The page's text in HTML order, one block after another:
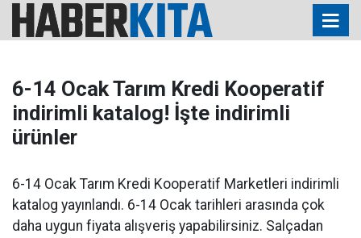
6-14 Ocak Tarım Kredi Kooperatif
indirimli katalog! İşte indirimli
ürünler
6-14 Ocak Tarım Kredi Kooperatif Marketleri indirimli
katalog yayınlandı. 6-14 Ocak tarihleri arasında çok
daha uygun fiyata alışveriş yapabilirsiniz. Salçadan